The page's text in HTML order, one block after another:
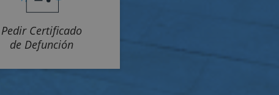
Pedir Certificado
de Defunción